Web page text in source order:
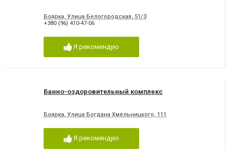
Боярка, Улица Белогородская, 51/3
+380 (96) 410-47-06
Я рекомендую
Банно-оздоровительный комплекс
Боярка, Улица Богдана Хмельницкого, 111
Я рекомендую